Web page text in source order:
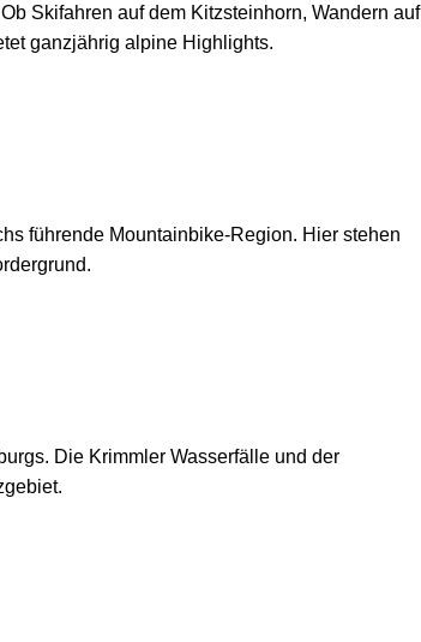
Skifahren auf dem Kitzsteinhorn, Wandern auf
ganzjährig alpine Highlights.
führende Mountainbike-Region. Hier stehen
Die Krimmler Wasserfälle und der